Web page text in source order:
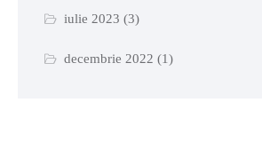
iulie 2023 (3)
decembrie 2022 (1)